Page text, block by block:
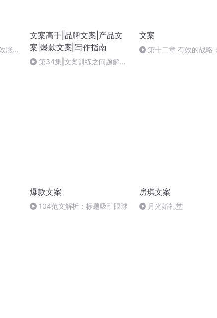
涨
文案高手‖品牌文案|产品文
案|爆款文案‖写作指南
第34集‖文案训练之问题解决
文案
第十二章 有效的战略
爆款文案
104范文解析：标题吸引眼球
房琪文案
月光婚礼堂